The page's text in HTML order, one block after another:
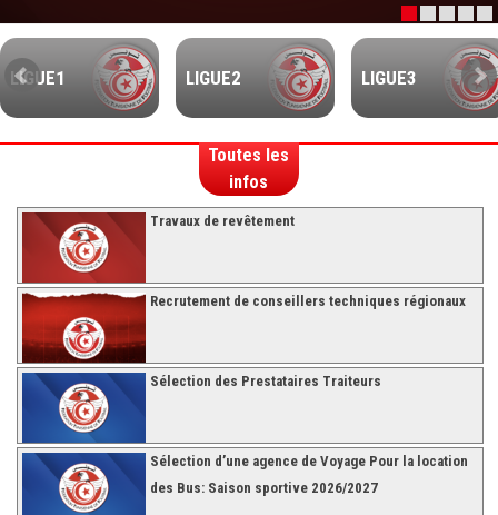
Feuille de match 2016/2017
-Ligue I-
-Ligue II-
LIGUE1 LIGUE2 LIGUE3
Toutes les
infos
Travaux de revêtement
Recrutement de conseillers techniques régionaux
Sélection des Prestataires Traiteurs
Sélection d’une agence de Voyage Pour la location
des Bus: Saison sportive 2026/2027